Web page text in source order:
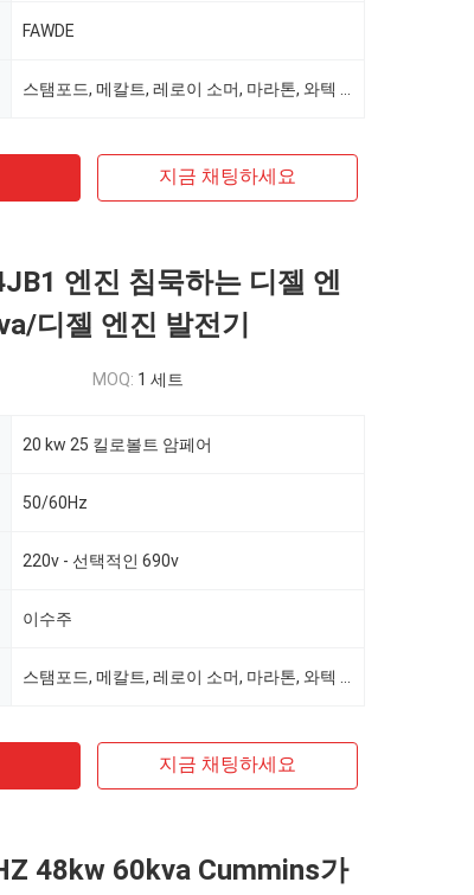
FAWDE
지금 채팅하세요
엔진 침묵하는 디젤 엔
디젤 엔진 발전기
MOQ: 1 세트
20 kw 25 킬로볼트 암페어
50/60Hz
220v - 선택적인 690v
이수주
지금 채팅하세요
48kw 60kva Cummins가